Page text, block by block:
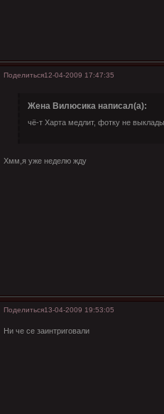
Поделиться12-04-2009 17:47:35
Жена Вилюсика написал(а):
чё-т Харта медлит, фотку не
Хмм,я уже неделю жду
Поделиться13-04-2009 19:53:05
Ни че се заинтриговали